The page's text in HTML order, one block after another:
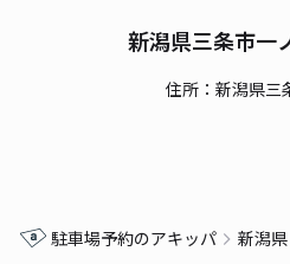
新潟県三条市一
住所：新潟県三
駐車場予約のアキッパ 新潟県